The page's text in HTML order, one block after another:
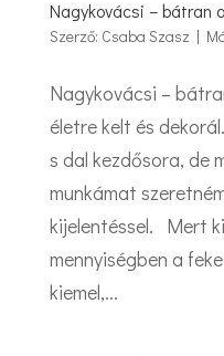
Nagykovácsi – bátran
Szerző: Csaba Szasz |
Nagykovácsi –
életre kelt és
s dal kezdősora, de
munkámat
kijelentéssel. Mert
mennyiségben a
kiemel,...